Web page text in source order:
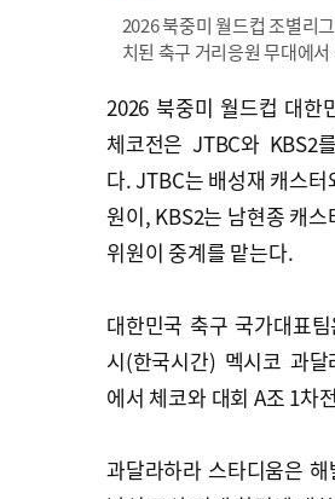
2026 북중미 월드컵 조별리
치된 축구 거리응원 무대에
2026 북중미 월드컵 대한
체코전은 JTBC와 KBS2
다. JTBC는 배성재 캐스터
원이, KBS2는 남현종 캐스
위원이 중계를 맡는다.
대한민국 축구 국가대표
시(한국시간) 멕시코 과
에서 체코와 대회 A조 1차
과달라하라 스타디움은